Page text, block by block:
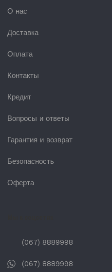
О нас
Доставка
Оплата
Контакты
Кредит
Вопросы и ответы
Гарантия и возврат
Безопасность
Оферта
(067) 8889998
(067) 8889998